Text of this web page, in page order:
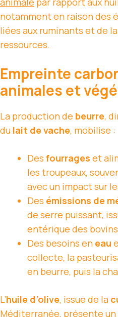
notamment en raison des
liées aux ruminants et de
ressources.
Empreinte
animales et
La production de beurre,
du lait de vache, mobilise :
Des fourrages et
les troupeaux,
avec un impact sur
Des émissions de
de serre puissant,
entérique des
Des besoins en eau
collecte, la
en beurre, puis la
L’huile d’olive, issue de la
Méditerranée, présente